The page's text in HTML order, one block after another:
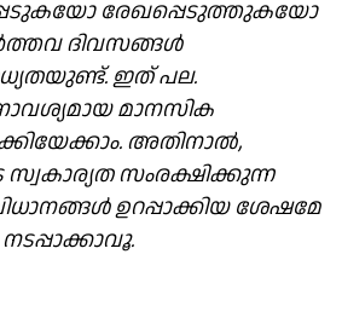
രേഖപ്പെടുത്തുകയോ
ദിവസങ്ങൾ
ഇത് പല.
മാനസിക
അതിനാൽ,
സംരക്ഷിക്കുന്ന
ഉറപ്പാക്കിയ ശേഷമേ